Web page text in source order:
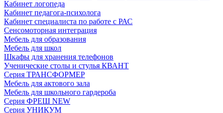
Кабинет логопеда
Кабинет педагога-психолога
Кабинет специалиста по работе с РАС
Сенсомоторная интеграция
Мебель для образования
Мебель для школ
Шкафы для хранения телефонов
Ученические столы и стулья КВАНТ
Серия ТРАНСФОРМЕР
Мебель для актового зала
Мебель для школьного гардероба
Серия ФРЕШ NEW
Серия УНИКУМ